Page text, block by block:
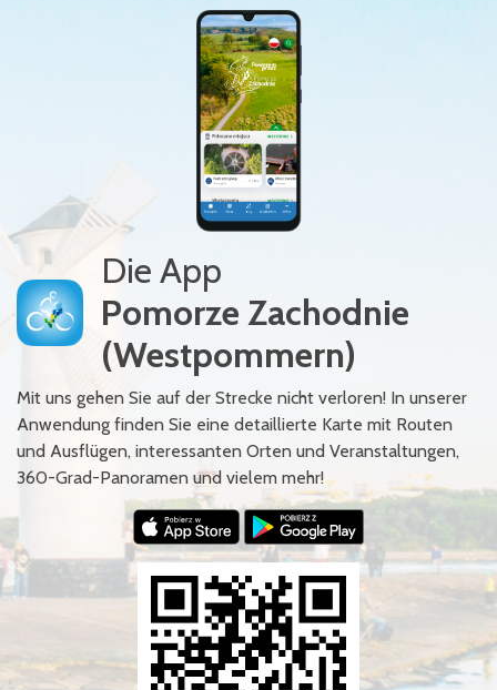
Die App
Pomorze Zachodnie
(Westpommern)
Mit uns gehen Sie auf der Strecke nicht verloren! In unserer
Anwendung finden Sie eine detaillierte Karte mit Routen
und Ausflügen, interessanten Orten und Veranstaltungen,
360-Grad-Panoramen und vielem mehr!